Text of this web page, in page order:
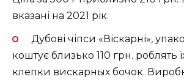
вказані на 2021 рік.
Дубові чіпси «Віскарні»,
коштує близько 110 грн. роблять
клепки вискарных бочок.